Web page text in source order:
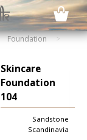
Foundation
Skincare
Foundation
104
Sandstone
Scandinavia